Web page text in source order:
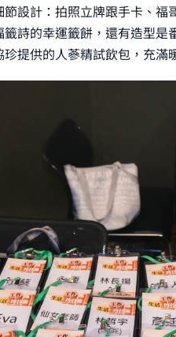
設計：拍照立牌跟手卡、
詩的幸運籤餅，還有造型
提供的人蔘精試飲包，充滿